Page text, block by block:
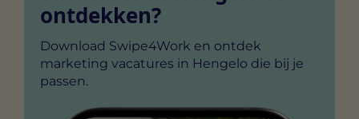
ontdekken?
Download Swipe4Work en ontdek
marketing vacatures in Hengelo die bij je
passen.